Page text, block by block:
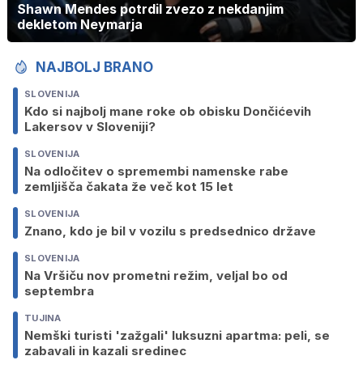
Shawn Mendes potrdil zvezo z nekdanjim
dekletom Neymarja
NAJBOLJ BRANO
SLOVENIJA
Kdo si najbolj mane roke ob obisku Dončićevih
Lakersov v Sloveniji?
SLOVENIJA
Na odločitev o spremembi namenske rabe
zemljišča čakata že več kot 15 let
SLOVENIJA
Znano, kdo je bil v vozilu s predsednico države
SLOVENIJA
Na Vršiču nov prometni režim, veljal bo od
septembra
TUJINA
Nemški turisti 'zažgali' luksuzni apartma: peli, se
zabavali in kazali sredinec